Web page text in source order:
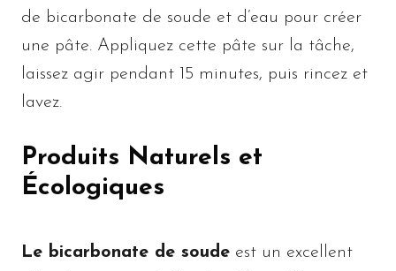
de bicarbonate de soude et d’eau pour créer
une pâte. Appliquez cette pâte sur la tâche,
laissez agir pendant 15 minutes, puis rincez et
lavez.
Produits Naturels et
Écologiques
Le bicarbonate de soude est un excellent